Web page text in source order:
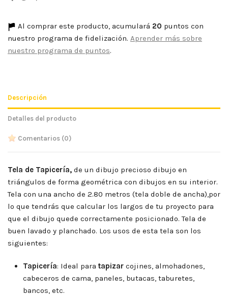
Al comprar este producto, acumulará 20 puntos con
nuestro programa de fidelización. Aprender más sobre
nuestro programa de puntos.
Descripción
Detalles del producto
Comentarios (0)
Tela de Tapicería, de un dibujo precioso dibujo en
triángulos de forma geométrica con dibujos en su interior.
Tela con una ancho de 2.80 metros (tela doble de ancha),por
lo que tendrás que calcular los largos de tu proyecto para
que el dibujo quede correctamente posicionado. Tela de
buen lavado y planchado. Los usos de esta tela son los
siguientes:
Tapicería: Ideal para tapizar cojines, almohadones,
cabeceros de cama, paneles, butacas, taburetes,
bancos, etc.